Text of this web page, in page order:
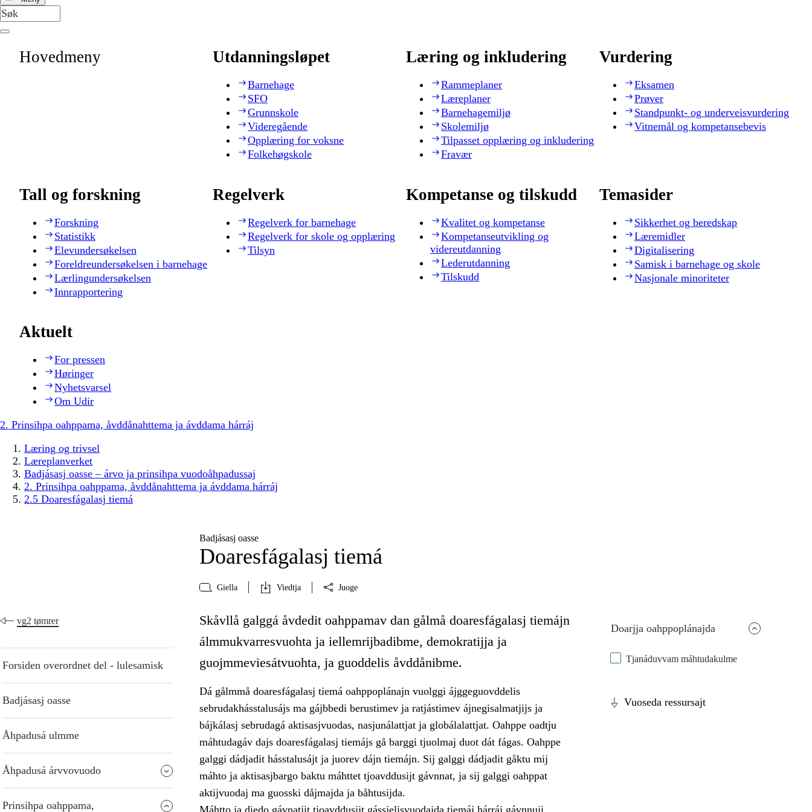
Hovedmeny Utdanningsløpet
Barnehage
SFO
Grunnskole
Videregående
Opplæring for voksne
Folkehøgskole
Læring og inkludering
Rammeplaner
Læreplaner
Barnehagemiljø
Skolemiljø
Tilpasset opplæring og inkludering
Fravær
Vurdering
Eksamen
Prøver
Standpunkt- og underveisvurdering
Vitnemål og kompetansebevis
Tall og forskning
Forskning
Statistikk
Elevundersøkelsen
Foreldreundersøkelsen i barnehage
Lærlingundersøkelsen
Innrapportering
Regelverk
Regelverk for barnehage
Regelverk for skole og opplæring
Tilsyn
Kompetanse og tilskudd
Kvalitet og kompetanse
Kompetanseutvikling og
videreutdanning
Lederutdanning
Tilskudd
Temasider
Sikkerhet og beredskap
Læremidler
Digitalisering
Samisk i barnehage og skole
Nasjonale minoriteter
Aktuelt
For pressen
Høringer
Nyhetsvarsel
Om Udir
2. Prinsihpa oahppama, åvddånahttema ja ávddama hárráj
Læring og trivsel
Læreplanverket
Badjásasj oasse – árvo ja prinsihpa vuodoåhpadussaj
2. Prinsihpa oahppama, åvddånahttema ja ávddama hárráj
2.5 Doaresfágalasj tiemá
Badjásasj oasse
Doaresfágalasj tiemá
Giella Viedtja Juoge
vg2 tømrer
Forsiden overordnet del - lulesamisk
Badjásasj oasse
Åhpadusá ulmme
Åhpadusá árvvovuodo
Prinsihpa oahppama,
Doarjja oahppoplánajda
Tjanáduvvam máhtudakulme
Vuoseda ressursajt
Skåvllå galggá åvdedit oahppamav dan gålmå doaresfágalasj tiemájn
álmmukvarresvuohta ja iellemrijbadibme, demokratijja ja
guojmmeviesátvuohta, ja guoddelis åvddånibme.
Dá gålmmå doaresfágalasj tiemá oahppoplánajn vuolggi ájggeguovddelis
sebrudakhásstalusájs ma gájbbedi berustimev ja ratjástimev ájnegisalmatjijs ja
bájkálasj sebrudagá aktisasjvuodas, nasjunálattjat ja globálalattjat. Oahppe oadtju
máhtudagáv dajs doaresfágalasj tiemájs gå barggi tjuolmaj duot dát fágas. Oahppe
galggi dádjadit hásstalusájt ja juorev dájn tiemájn. Sij galggi dádjadit gåktu mij
máhto ja aktisasjbargo baktu máhttet tjoavddusijt gávnnat, ja sij galggi oahppat
aktijvuodaj ma guosski dåjmajda ja båhtusijda.